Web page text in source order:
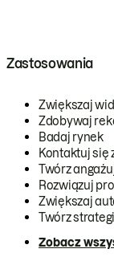
Zastosowania
Zwiększaj
Zdobywaj
Badaj rynek
Kontaktuj się
Twórz
Rozwiązuj
Zwiększaj
Twórz
Zobacz